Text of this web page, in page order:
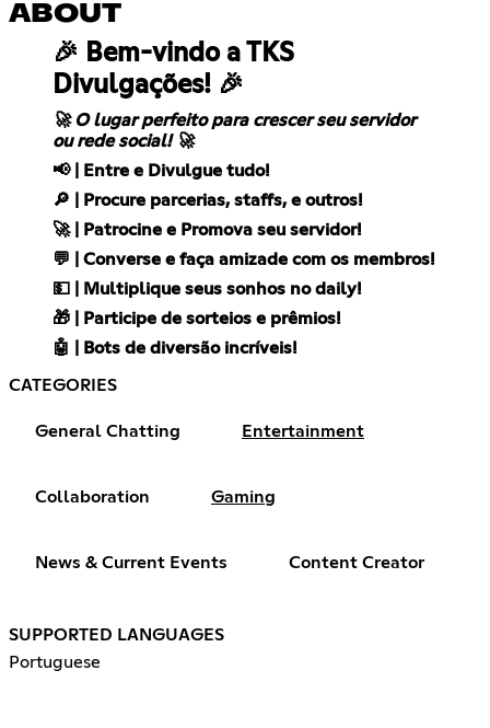
ABOUT
🎉 Bem-vindo a TKS
Divulgações! 🎉
🚀 O lugar perfeito para crescer seu servidor
ou rede social! 🚀
📢 | Entre e Divulgue tudo!
🔎 | Procure parcerias, staffs, e outros!
🚀 | Patrocine e Promova seu servidor!
💬 | Converse e faça amizade com os membros!
💵 | Multiplique seus sonhos no daily!
🎁 | Participe de sorteios e prêmios!
🤖 | Bots de diversão incríveis!
CATEGORIES
General Chatting Entertainment
Collaboration Gaming
News & Current Events Content Creator
SUPPORTED LANGUAGES
Portuguese